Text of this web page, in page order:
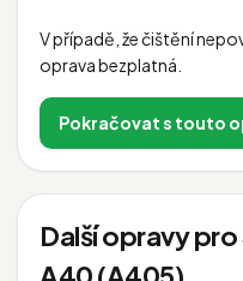
V případě, že čištění
oprava bezplatná.
Pokračovat s touto
Další opravy